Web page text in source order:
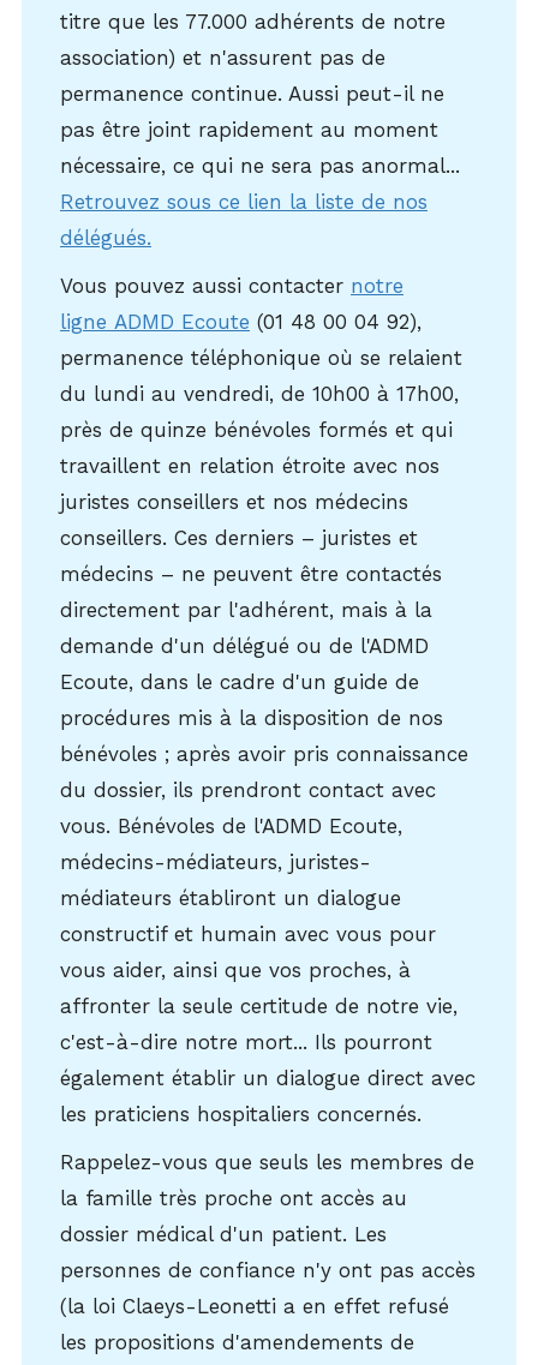
titre que les 77.000 adhérents de notre
association) et n'assurent pas de
permanence continue. Aussi peut-il ne
pas être joint rapidement au moment
nécessaire, ce qui ne sera pas anormal...
Retrouvez sous ce lien la liste de nos
délégués.
Vous pouvez aussi contacter notre
ligne ADMD Ecoute (01 48 00 04 92),
permanence téléphonique où se relaient
du lundi au vendredi, de 10h00 à 17h00,
près de quinze bénévoles formés et qui
travaillent en relation étroite avec nos
juristes conseillers et nos médecins
conseillers. Ces derniers – juristes et
médecins – ne peuvent être contactés
directement par l'adhérent, mais à la
demande d'un délégué ou de l'ADMD
Ecoute, dans le cadre d'un guide de
procédures mis à la disposition de nos
bénévoles ; après avoir pris connaissance
du dossier, ils prendront contact avec
vous. Bénévoles de l'ADMD Ecoute,
médecins-médiateurs, juristes-
médiateurs établiront un dialogue
constructif et humain avec vous pour
vous aider, ainsi que vos proches, à
affronter la seule certitude de notre vie,
c'est-à-dire notre mort... Ils pourront
également établir un dialogue direct avec
les praticiens hospitaliers concernés.
Rappelez-vous que seuls les membres de
la famille très proche ont accès au
dossier médical d'un patient. Les
personnes de confiance n'y ont pas accès
(la loi Claeys-Leonetti a en effet refusé
les propositions d'amendements de